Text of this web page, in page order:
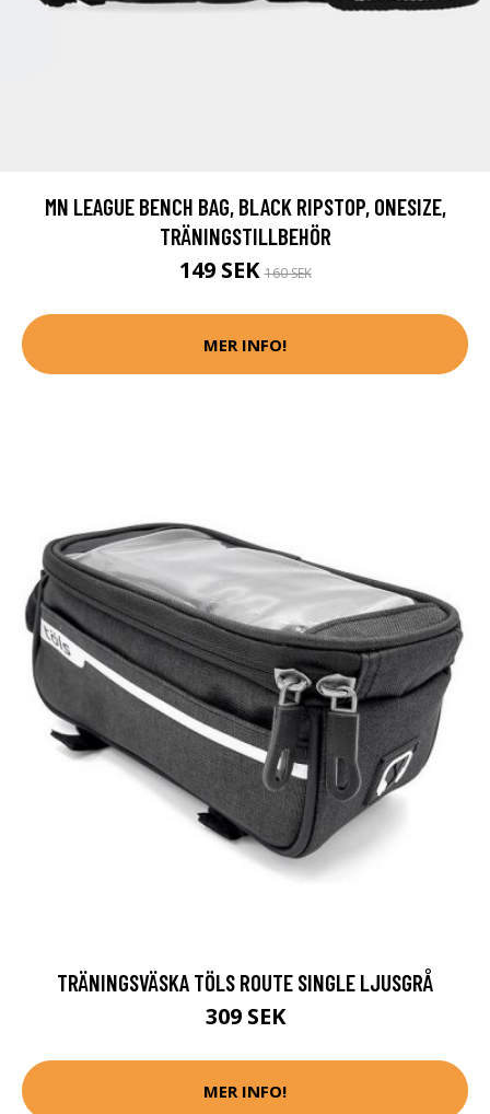
MN LEAGUE BENCH BAG, BLACK RIPSTOP, ONESIZE,
TRÄNINGSTILLBEHÖR
149 SEK160 SEK
MER INFO!
TRÄNINGSVÄSKA TÖLS ROUTE SINGLE LJUSGRÅ
309 SEK
MER INFO!